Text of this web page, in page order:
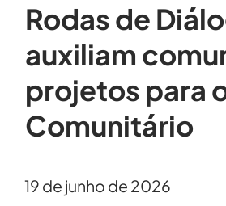
Rodas de
auxiliam
projetos para
Comunitário
19 de junho de 2026